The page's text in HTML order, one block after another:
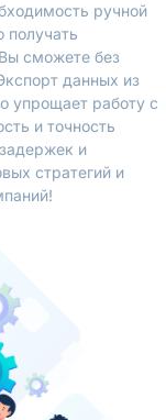
ручной
получать
сможете без
данных из
упрощает работу с
и точность
и
стратегий и